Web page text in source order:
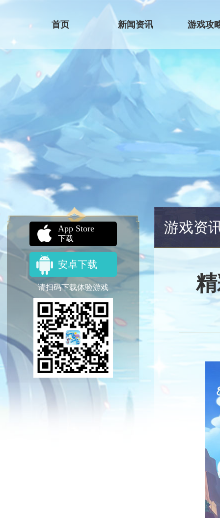
首页 新闻资讯 游戏攻
App Store
下载
安卓下载
请扫码下载体验游戏
游戏资